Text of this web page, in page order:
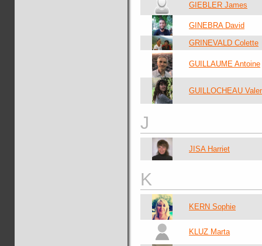
GIEBLER James
GINEBRA David
GRINEVALD Colette
GUILLAUME Antoine
GUILLOCHEAU
J
JISA Harriet
K
KERN Sophie
KLUZ Marta